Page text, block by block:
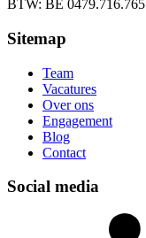
BTW: BE 0479.716.765
Sitemap
Team
Vacatures
Over ons
Engagement
Blog
Contact
Social media